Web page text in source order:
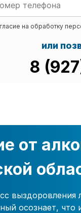
на обработку
или
8
от
осознает,